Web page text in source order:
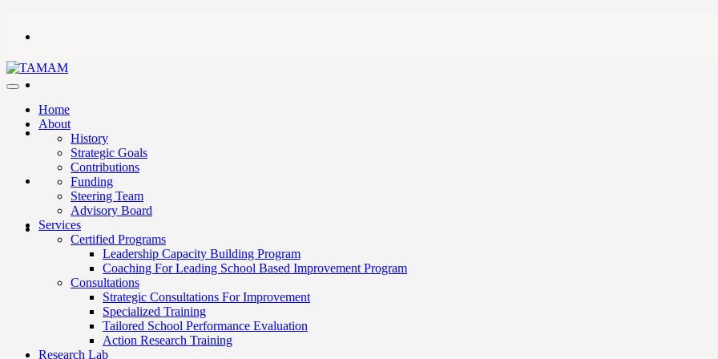
Home
About
History
Strategic Goals
Contributions
Funding
Steering Team
Advisory Board
Services
Certified Programs
Leadership Capacity Building Program
Coaching For Leading School Based Improvement Program
Consultations
Strategic Consultations For Improvement
Specialized Training
Tailored School Performance Evaluation
Action Research Training
Research Lab